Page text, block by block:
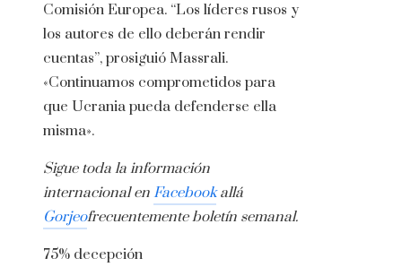
Comisión Europea. “Los líderes rusos y
los autores de ello deberán rendir
cuentas”, prosiguió Massrali.
«Continuamos comprometidos para
que Ucrania pueda defenderse ella
misma».
Sigue toda la información
internacional en Facebookallá
Gorjeofrecuentementeboletín semanal.
75% decepción